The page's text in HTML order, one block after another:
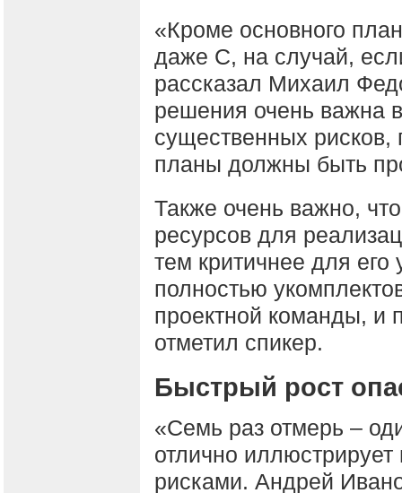
«Кроме основного
даже С, на случай,
рассказал Михаил
решения очень важна
существенных рисков,
планы должны быть
Также очень важно,
ресурсов для
тем критичнее для его
полностью
проектной команды, и
отметил спикер.
Быстрый рост
«Семь раз отмерь –
отлично
рисками. Андрей